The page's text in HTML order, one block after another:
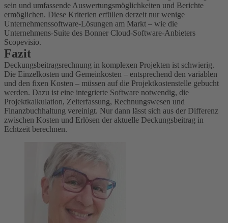
sein und umfassende Auswertungsmöglichkeiten und Berichte
ermöglichen. Diese Kriterien erfüllen derzeit nur wenige
Unternehmenssoftware-Lösungen am Markt – wie die
Unternehmens-Suite des Bonner Cloud-Software-Anbieters
Scopevisio.
Fazit
Deckungsbeitragsrechnung in komplexen Projekten ist schwierig.
Die Einzelkosten und Gemeinkosten – entsprechend den variablen
und den fixen Kosten – müssen auf die Projektkostenstelle gebucht
werden. Dazu ist eine integrierte Software notwendig, die
Projektkalkulation, Zeiterfassung, Rechnungswesen und
Finanzbuchhaltung vereinigt. Nur dann lässt sich aus der Differenz
zwischen Kosten und Erlösen der aktuelle Deckungsbeitrag in
Echtzeit berechnen.